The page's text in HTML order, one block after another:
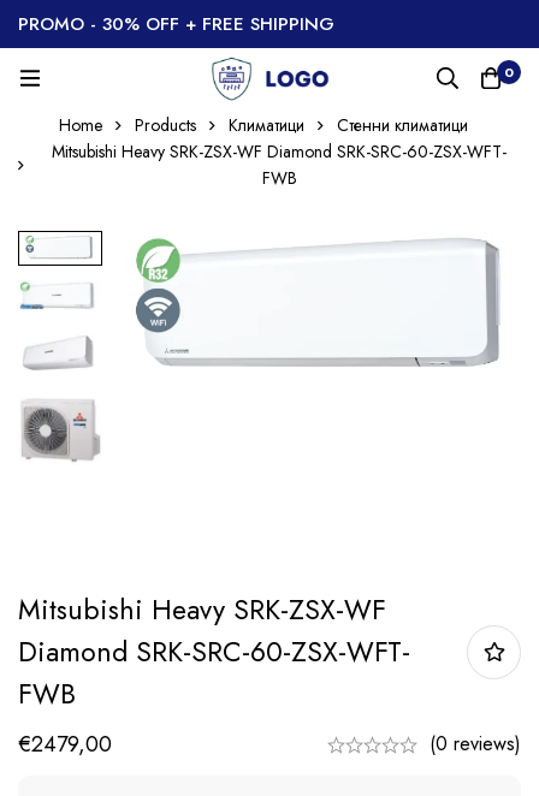
PROMO - 30% OFF + FREE SHIPPING
0
Home Products Климатици
Стенни климатици
Mitsubishi Heavy SRK-ZSX-WF Diamond SRK-SRC-60-ZSX-WFT-
FWB
Mitsubishi Heavy SRK-ZSX-WF
Diamond SRK-SRC-60-ZSX-WFT-
FWB
€2479,00 (0 reviews)